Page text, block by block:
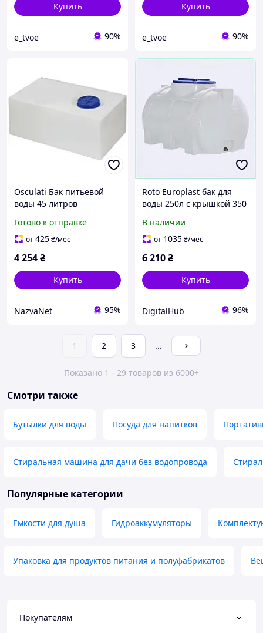
Купить
e_tvoe 90%
Купить
e_tvoe 90%
Osculati Бак питьевой
воды 45 литров
крышкой и отверстием
для шланга Италия
Готово к отправке
от425₴/мес
4 254₴
Купить
NazvaNet 95%
Roto Europlast бак для
воды 250л с крышкой 350
В наличии
от 1035₴/мес
6 210₴
Купить
DigitalHub 96%
1 2 3 ...
Показано 1 - 29 товаров из 6000+
Смотри также
Бутылки для воды Посуда для напитков
Стиральная машина для дачи без водопровода
Популярные категории
Емкости для душа Гидроаккумуляторы
Упаковка для продуктов питания и полуфабрикатов
Покупателям